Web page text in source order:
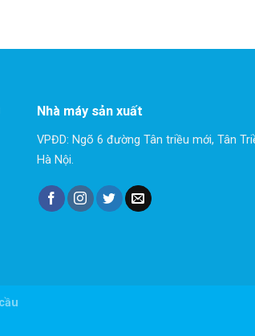
Nhà máy sản xuất
VPĐD: Ngõ 6 đường Tân triều mới, Tân
Hà Nội.